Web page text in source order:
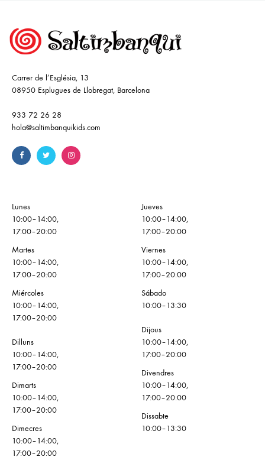
Carrer de l’Església, 13
08950 Esplugues de Llobregat, Barcelona
933 72 26 28
hola@saltimbanquikids.com
Lunes
10:00–14:00,
17:00–20:00
Martes
10:00–14:00,
17:00–20:00
Miércoles
10:00–14:00,
17:00–20:00
Dilluns
10:00–14:00,
17:00–20:00
Dimarts
10:00–14:00,
17:00–20:00
Dimecres
10:00–14:00,
17:00–20:00
Jueves
10:00–14:00,
17:00–20:00
Viernes
10:00–14:00,
17:00–20:00
Sábado
10:00–13:30
Dijous
10:00–14:00,
17:00–20:00
Divendres
10:00–14:00,
17:00–20:00
Dissabte
10:00–13:30